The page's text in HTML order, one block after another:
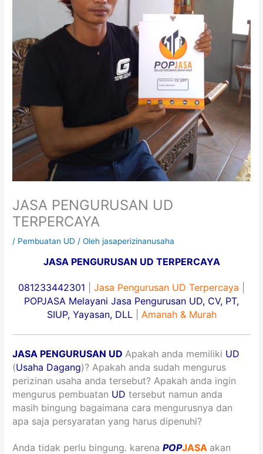
JASA PENGURUSAN UD
TERPERCAYA
/ Pembuatan UD / Olehjasaperizinanusaha
JASA PENGURUSAN UD TERPERCAYA
081233442301 Jasa Pengurusan UD Terpercaya
POPJASA Melayani Jasa Pengurusan UD, CV, PT,
SIUP, Yayasan, DLL| Amanah & Murah
JASA PENGURUSAN UD Apakah anda memiliki UD
(Usaha Dagang)? Apakah anda sudah mengurus
perizinan usaha anda tersebut? Apakah anda ingin
mengurus pembuatan UD tersebut namun anda
masih bingung bagaimana cara mengurusnya dan
apa saja persyaratan yang harus dipenuhi?
Anda tidak perlu bingung. karenaPOPJASA akan